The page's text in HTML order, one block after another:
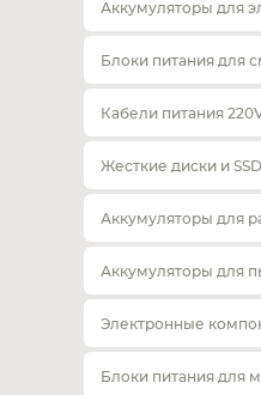
Аккумуляторы для
Блоки питания для
Кабели питания
Жесткие диски и
Аккумуляторы для
Аккумуляторы для
Электронные
Блоки питания для